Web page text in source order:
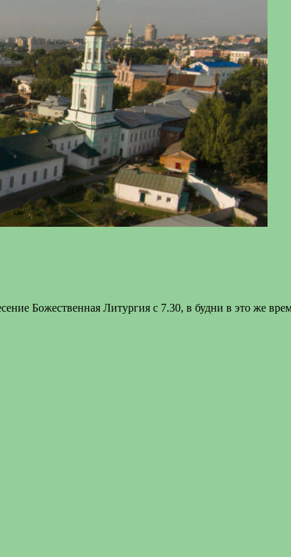
Божественная Литургия с 7.30, в будни в это же